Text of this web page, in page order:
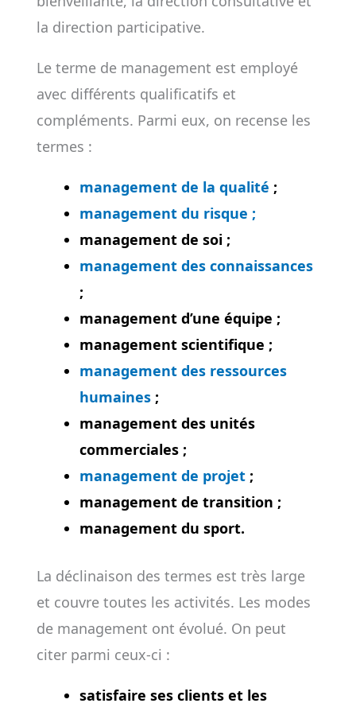
la direction participative.
Le terme de management est employé
avec différents qualificatifs et
compléments. Parmi eux, on recense les
termes :
management de la qualité ;
management du risque ;
management de soi ;
management des connaissances
;
management d’une équipe ;
management scientifique ;
management des ressources
humaines;
management des unités
commerciales ;
management de projet;
management de transition ;
management du sport.
La déclinaison des termes est très large
et couvre toutes les activités. Les modes
de management ont évolué. On peut
citer parmi ceux-ci :
satisfaire ses clients et les